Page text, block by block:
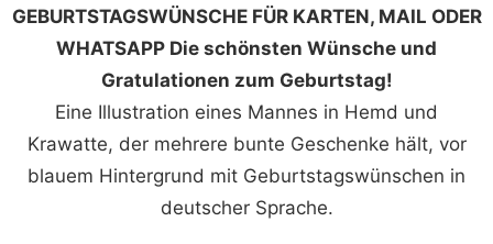
GEBURTSTAGSWÜNSCHE FÜR KARTEN, MAIL ODER
WHATSAPP Die schönsten Wünsche und
Gratulationen zum Geburtstag!
Eine Illustration eines Mannes in Hemd und
Krawatte, der mehrere bunte Geschenke hält, vor
blauem Hintergrund mit Geburtstagswünschen in
deutscher Sprache.